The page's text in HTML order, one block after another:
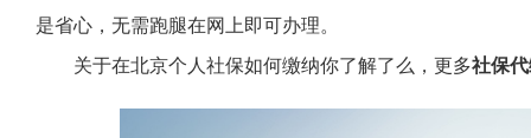
是省心，无需跑腿在网上即可办理。
关于在北京个人社保如何缴纳你了解了么，更多社保